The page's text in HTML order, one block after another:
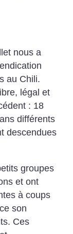
nous a
au Chili.
légal et
: 18
différents
descendues
groupes
et ont
à coups
son
Ces